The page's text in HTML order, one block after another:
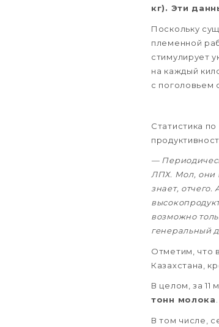
кг). Эти
Поскольку
племенной
стимулирует
на каждый
с поголовьем
Статистика
—
ЛПХ. Мол, они
знает,
возможно
генеральный
Отметим, что
Казахстана,
В целом, за 11
тонн молока
В том числе,